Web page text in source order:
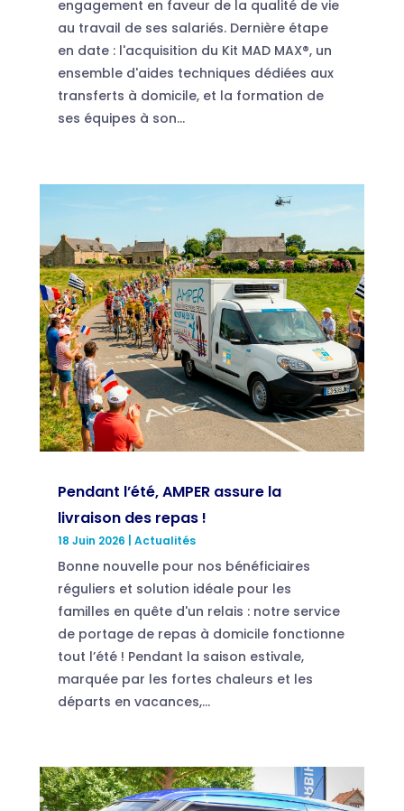
engagement en faveur de la qualité de vie
au travail de ses salariés. Dernière étape
en date : l'acquisition du Kit MAD MAX®, un
ensemble d'aides techniques dédiées aux
transferts à domicile, et la formation de
ses équipes à son...
Pendant l’été, AMPER assure la
livraison des repas !
18 Juin 2026 Actualités
Bonne nouvelle pour nos bénéficiaires
réguliers et solution idéale pour les
familles en quête d'un relais : notre service
de portage de repas à domicile fonctionne
tout l’été ! Pendant la saison estivale,
marquée par les fortes chaleurs et les
départs en vacances,...